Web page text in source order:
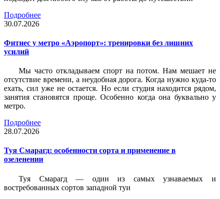
Подробнее
30.07.2026
Фитнес у метро «Аэропорт»: тренировки без лишних
усилий
Мы часто откладываем спорт на потом. Нам мешает не
отсутствие времени, а неудобная дорога. Когда нужно куда-то
ехать, сил уже не остается. Но если студия находится рядом,
занятия становятся проще. Особенно когда она буквально у
метро.
Подробнее
28.07.2026
Туя Смарагд: особенности сорта и применение в
озеленении
Туя Смарагд — один из самых узнаваемых и
востребованных сортов западной туи